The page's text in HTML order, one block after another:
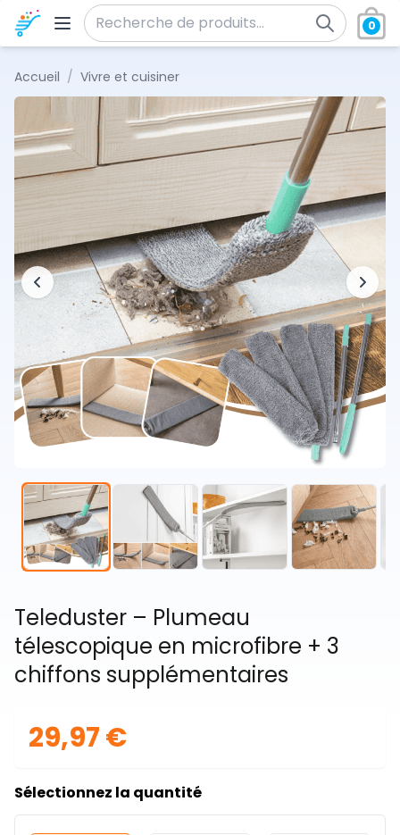
Aller au contenu
Recherche pour :
0
Accueil / Vivre et cuisiner
Teleduster – Plumeau
télescopique en microfibre + 3
chiffons supplémentaires
29,97 €
Sélectionnez la quantité